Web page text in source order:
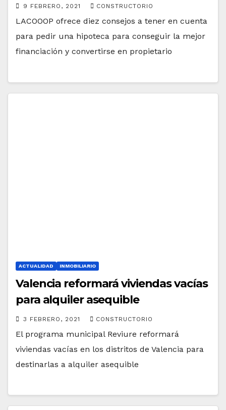
9 FEBRERO, 2021 CONSTRUCTORIO
LACOOOP ofrece diez consejos a tener en cuenta
para pedir una hipoteca para conseguir la mejor
financiación y convertirse en propietario
ACTUALIDAD INMOBILIARIO
Valencia reformará viviendas vacías
para alquiler asequible
3 FEBRERO, 2021 CONSTRUCTORIO
El programa municipal Reviure reformará
viviendas vacías en los distritos de Valencia para
destinarlas a alquiler asequible